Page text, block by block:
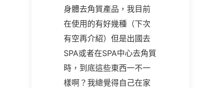
身體去角質產品，我目前
在使用的有好幾種（下次
有空再介紹）但是出國去
SPA或者在SPA中心去角質
時，到底這些東西一不一
樣啊？我總覺得自己在家